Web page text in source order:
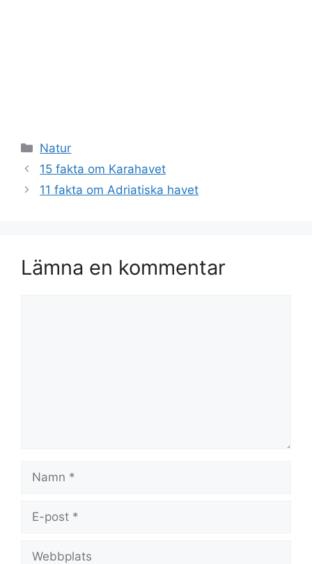
Kategorier
Natur
15 fakta om Karahavet
11 fakta om Adriatiska havet
Lämna en kommentar
post